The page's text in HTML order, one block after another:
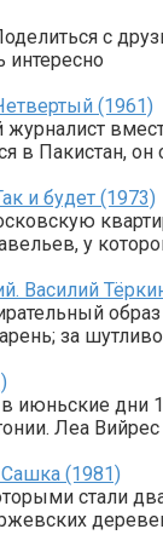
с
(1961)
журналист
в Пакистан, он
и будет (1973)
у
Василий
образ
за
июньские дни
Леа Вийрес
(1981)
стали